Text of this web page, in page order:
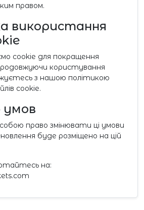
правом.
використання
cookie для покращення
користування
з нашою політикою
cookie.
умов
право змінювати ці умови
буде розміщено на цій
на: